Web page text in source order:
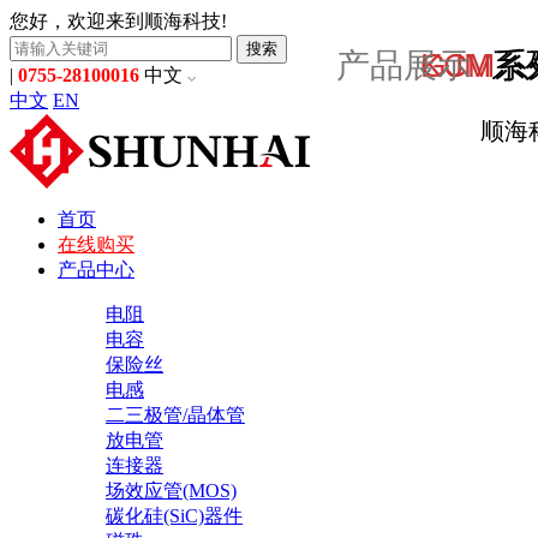
您好，欢迎来到顺海科技!
搜索
| 0755-28100016 中文
中文 EN
首页
在线购买
产品中心
电阻
电容
保险丝
电感
二三极管/晶体管
放电管
连接器
场效应管(MOS)
碳化硅(SiC)器件
GJM系
KCM系
顺海
产品展示